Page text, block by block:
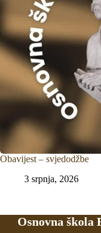
Obavijest – svjedodžbe
3 srpnja, 2026
Osnovna škola